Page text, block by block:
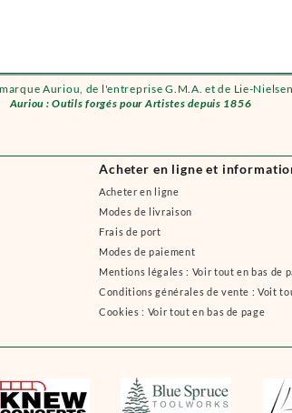
Auriou, de l'entreprise G.M.A. et de Lie-
Auriou : Outils forgés pour Artistes depuis 1856
Acheter en ligne et
Acheter en ligne
Modes de livraison
Frais de port
Modes de paiement
Mentions légales : Voir tout en bas de
Conditions générales de vente : Voit
Cookies : Voir tout en bas de page